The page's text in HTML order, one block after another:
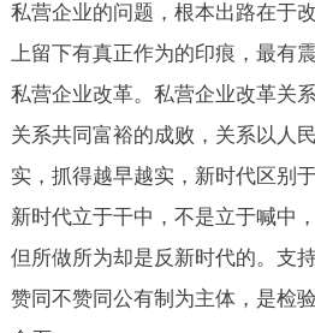
私营企业的问题，根本出路在于
上留下有真正作为的印痕，最有
私营企业改革。私营企业改革关
关系共同富裕的成败，关系以人
实，抓得越早越实，新时代区别
新时代立于干中，不是立于喊中
但所做所为却是反新时代的。支
赞同不赞同公有制为主体，是检